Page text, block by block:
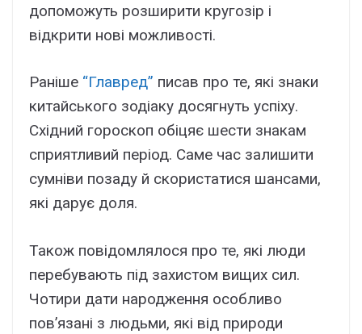
допоможуть розширити кругозір і
відкрити нові можливості.
Раніше “Главред” писав про те, які знаки
китайського зодіаку досягнуть успіху.
Східний гороскоп обіцяє шести знакам
сприятливий період. Саме час залишити
сумніви позаду й скористатися шансами,
які дарує доля.
Також повідомлялося про те, які люди
перебувають під захистом вищих сил.
Чотири дати народження особливо
пов’язані з людьми, які від природи